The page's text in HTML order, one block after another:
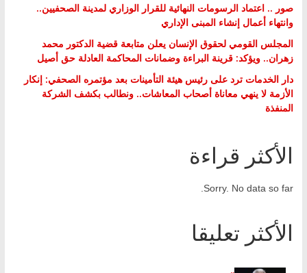
صور .. اعتماد الرسومات النهائية للقرار الوزاري لمدينة الصحفيين..
وانتهاء أعمال إنشاء المبنى الإداري
المجلس القومي لحقوق الإنسان يعلن متابعة قضية الدكتور محمد
زهران.. ويؤكد: قرينة البراءة وضمانات المحاكمة العادلة حق أصيل
دار الخدمات ترد على رئيس هيئة التأمينات بعد مؤتمره الصحفي: إنكار
الأزمة لا ينهي معاناة أصحاب المعاشات.. ونطالب بكشف الشركة
المنفذة
الأكثر قراءة
Sorry. No data so far.
الأكثر تعليقا